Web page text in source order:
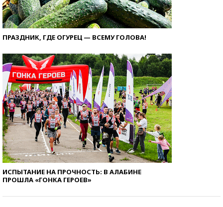
ПРАЗДНИК, ГДЕ ОГУРЕЦ — ВСЕМУ ГОЛОВА!
ИСПЫТАНИЕ НА ПРОЧНОСТЬ: В АЛАБИНЕ
ПРОШЛА «ГОНКА ГЕРОЕВ»